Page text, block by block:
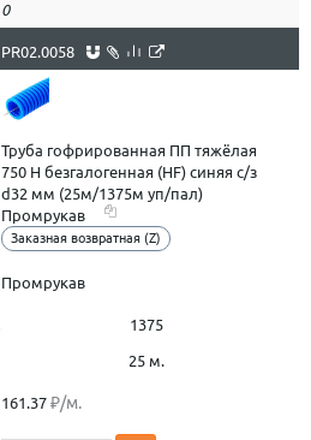
0
PR02.0058
Труба гофрированная ПП тяжёлая
750 Н безгалогенная (HF) синяя с/з
d32 мм (25м/1375м уп/пал)
Промрукав
Заказная возвратная (Z)
Промрукав
1375
25 м.
161.37 ₽/м.